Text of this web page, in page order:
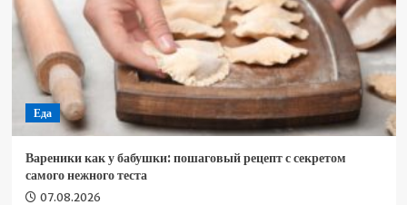
Еда
Вареники как у бабушки: пошаговый рецепт с секретом
самого нежного теста
07.08.2026